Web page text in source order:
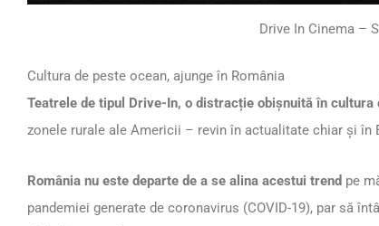
Drive In Cinema –
Cultura de peste ocean, ajunge în România
Teatrele de tipul Drive-In, o distracție obișnuită în cultura
zonele rurale ale Americii – revin în actualitate chiar și în
România nu este departe de a se alina acestui trend pe
pandemiei generate de coronavirus (COVID-19), par să